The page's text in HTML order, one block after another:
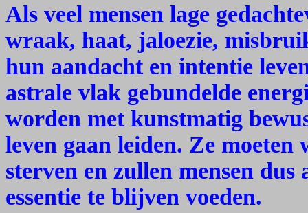
Als veel mensen lage
wraak, haat, jaloezie,
hun aandacht en intentie
astrale vlak gebundelde
worden met kunstmatig
leven gaan leiden. Ze moeten
sterven en zullen mensen
essentie te blijven voeden.